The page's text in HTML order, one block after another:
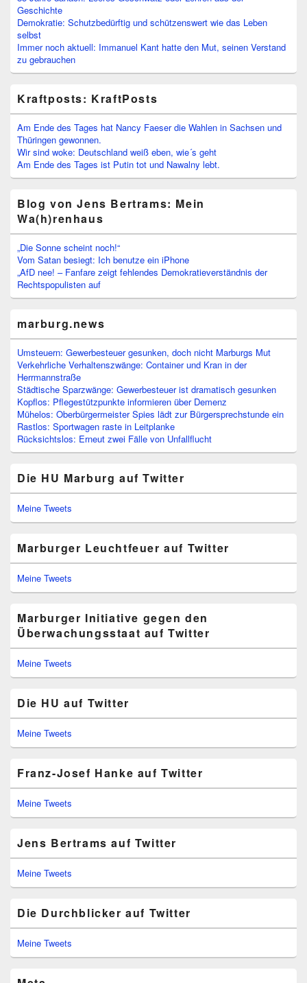
Geschichte
Demokratie: Schutzbedürftig und schützenswert wie das Leben
selbst
Immer noch aktuell: Immanuel Kant hatte den Mut, seinen Verstand
zu gebrauchen
Kraftposts: KraftPosts
Am Ende des Tages hat Nancy Faeser die Wahlen in Sachsen und
Thüringen gewonnen.
Wir sind woke: Deutschland weiß eben, wie´s geht
Am Ende des Tages ist Putin tot und Nawalny lebt.
Blog von Jens Bertrams: Mein
Wa(h)renhaus
„Die Sonne scheint noch!“
Vom Satan besiegt: Ich benutze ein iPhone
„AfD nee! – Fanfare zeigt fehlendes Demokratieverständnis der
Rechtspopulisten auf
marburg.news
Umsteuern: Gewerbesteuer gesunken, doch nicht Marburgs Mut
Verkehrliche Verhaltenszwänge: Container und Kran in der
Herrmannstraße
Städtische Sparzwänge: Gewerbesteuer ist dramatisch gesunken
Kopflos: Pflegestützpunkte informieren über Demenz
Mühelos: Oberbürgermeister Spies lädt zur Bürgersprechstunde ein
Rastlos: Sportwagen raste in Leitplanke
Rücksichtslos: Erneut zwei Fälle von Unfallflucht
Die HU Marburg auf Twitter
Meine Tweets
Marburger Leuchtfeuer auf Twitter
Meine Tweets
Marburger Initiative gegen den
Überwachungsstaat auf Twitter
Meine Tweets
Die HU auf Twitter
Meine Tweets
Franz-Josef Hanke auf Twitter
Meine Tweets
Jens Bertrams auf Twitter
Meine Tweets
Die Durchblicker auf Twitter
Meine Tweets